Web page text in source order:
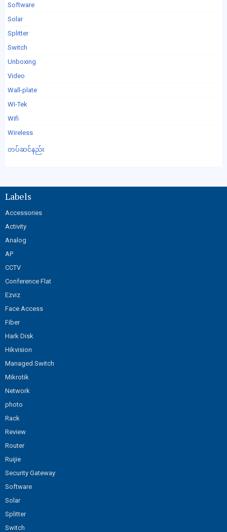
Software
Solar
Splitter
Switch
Unboxing
Video
Wall-plate
WI-Tek
Wifi
Wireless
တပ်ဆင်နည်း
Labels
Accessories
Activity
Analog
AP
CCTV
Conference Flat
Ezviz
Face Access
Fiber
Hark Disk
Hikvision
Managed Switch
Mikrotik
Network
photo
Rack
Review
Router
Ruijie
Security Gateway
Software
Solar
Splitter
Switch